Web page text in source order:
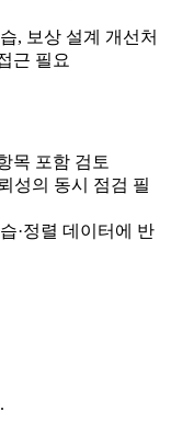
, 보상 설계 개선처
근 필요
목 포함 검토
성의 동시 점검 필
·정렬 데이터에 반